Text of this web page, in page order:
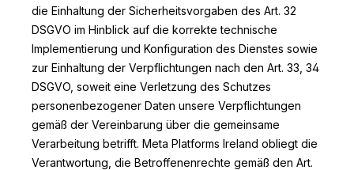
die Einhaltung der Sicherheitsvorgaben des Art. 32
DSGVO im Hinblick auf die korrekte technische
Implementierung und Konfiguration des Dienstes sowie
zur Einhaltung der Verpflichtungen nach den Art. 33, 34
DSGVO, soweit eine Verletzung des Schutzes
personenbezogener Daten unsere Verpflichtungen
gemäß der Vereinbarung über die gemeinsame
Verarbeitung betrifft. Meta Platforms Ireland obliegt die
Verantwortung, die Betroffenenrechte gemäß den Art.